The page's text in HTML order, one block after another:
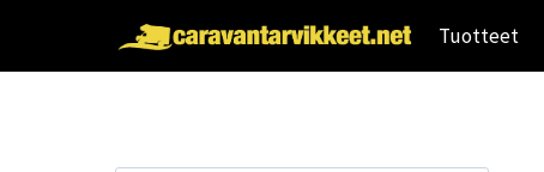
Tuotteet